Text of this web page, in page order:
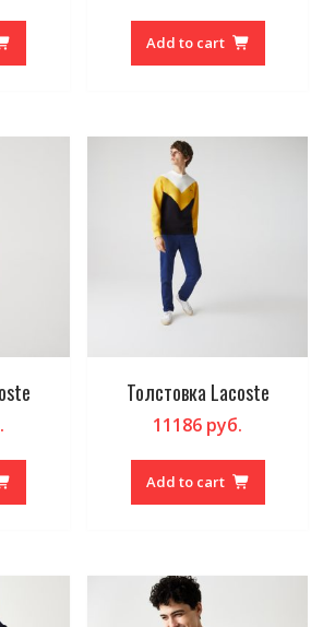
Add to cart
Толстовка Lacoste
11186 руб.
Add to cart